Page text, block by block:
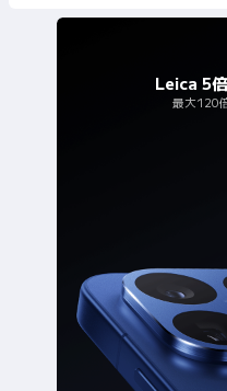
Leica 5
最大120